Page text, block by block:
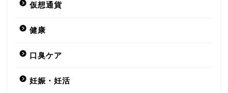
仮想通貨
健康
口臭ケア
妊娠・妊活